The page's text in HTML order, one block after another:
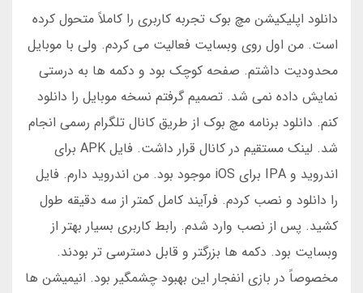
دانلود اپلیکیشن مچ بوک تجربه کاربری را کاملاً متحول کرده
است. من اول روی وبسایت فعالیت می کردم. ولی با موبایل
محدودیت داشتم. صفحه کوچک بود و دکمه ها به درستی
نمایش داده نمی شد. تصمیم گرفتم نسخه موبایل را دانلود
کنم. دانلود برنامه مچ بوک از طریق کانال تلگرام رسمی انجام
شد. لینک مستقیم در کانال قرار داشت. فایل APK برای
اندروید و IPA برای iOS موجود بود. من اندروید دارم. فایل
را دانلود و نصب کردم. فرآیند کامل کمتر از سه دقیقه طول
کشید. پس از نصب وارد شدم. رابط کاربری بسیار بهتر از
وبسایت بود. دکمه ها بزرگتر و قابل دسترسی تر بودند.
مخصوصاً در بازی انفجار این بهبود چشمگیر بود. انیمیشن ها